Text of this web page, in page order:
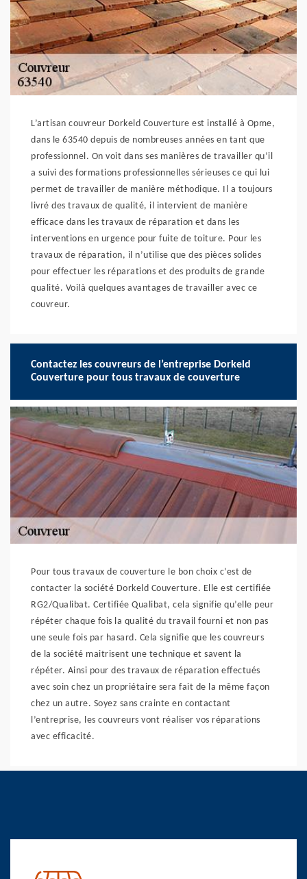
L’artisan couvreur Dorkeld Couverture est installé à Opme,
dans le 63540 depuis de nombreuses années en tant que
professionnel. On voit dans ses manières de travailler qu’il
a suivi des formations professionnelles sérieuses ce qui lui
permet de travailler de manière méthodique. Il a toujours
livré des travaux de qualité, il intervient de manière
efficace dans les travaux de réparation et dans les
interventions en urgence pour fuite de toiture. Pour les
travaux de réparation, il n’utilise que des pièces solides
pour effectuer les réparations et des produits de grande
qualité. Voilà quelques avantages de travailler avec ce
couvreur.
Contactez les couvreurs de l’entreprise Dorkeld
Couverture pour tous travaux de couverture
Pour tous travaux de couverture le bon choix c’est de
contacter la société Dorkeld Couverture. Elle est certifiée
RG2/Qualibat. Certifiée Qualibat, cela signifie qu’elle peur
répéter chaque fois la qualité du travail fourni et non pas
une seule fois par hasard. Cela signifie que les couvreurs
de la société maitrisent une technique et savent la
répéter. Ainsi pour des travaux de réparation effectués
avec soin chez un propriétaire sera fait de la même façon
chez un autre. Soyez sans crainte en contactant
l’entreprise, les couvreurs vont réaliser vos réparations
avec efficacité.